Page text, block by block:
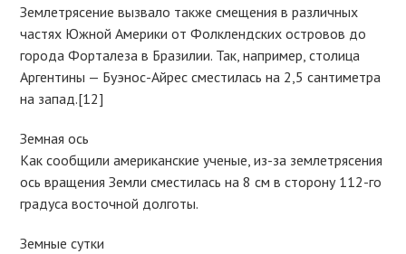
Землетрясение вызвало также смещения в различных
частях Южной Америки от Фолклендских островов до
города Форталеза в Бразилии. Так, например, столица
Аргентины — Буэнос-Айрес сместилась на 2,5 сантиметра
на запад.[12]
Земная ось
Как сообщили американские ученые, из-за землетрясения
ось вращения Земли сместилась на 8 см в сторону 112-го
градуса восточной долготы.
Земные сутки